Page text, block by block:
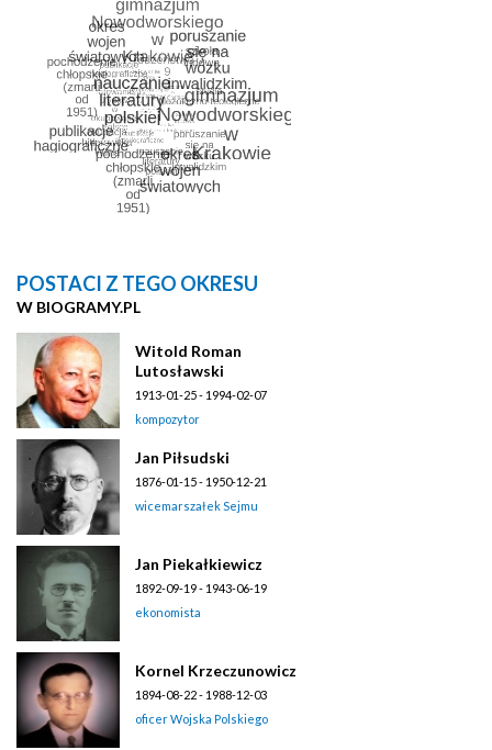
POSTACI Z TEGO OKRESU
W BIOGRAMY.PL
Witold Roman
Lutosławski
1913-01-25 - 1994-02-07
kompozytor
Jan Piłsudski
1876-01-15 - 1950-12-21
wicemarszałek Sejmu
Jan Piekałkiewicz
1892-09-19 - 1943-06-19
ekonomista
Kornel Krzeczunowicz
1894-08-22 - 1988-12-03
oficer Wojska Polskiego